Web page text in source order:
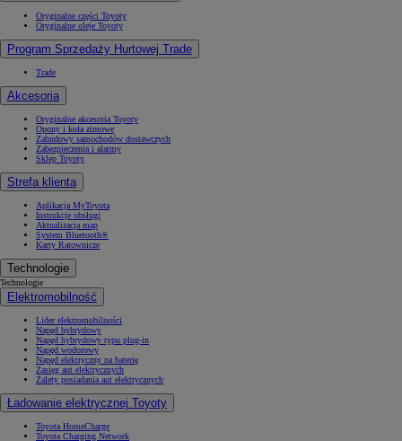
Oryginalne części Toyoty
Oryginalne oleje Toyoty
Program Sprzedaży Hurtowej Trade
Trade
Akcesoria
Oryginalne akcesoria Toyoty
Opony i koła zimowe
Zabudowy samochodów dostawczych
Zabezpieczenia i alarmy
Sklep Toyoty
Strefa klienta
Aplikacja MyToyota
Instrukcje obsługi
Aktualizacja map
System Bluetooth®
Karty Ratownicze
Technologie
Technologie
Elektromobilność
Lider elektromobilności
Napęd hybrydowy
Napęd hybrydowy typu plug-in
Napęd wodorowy
Napęd elektryczny na baterię
Zasięg aut elektrycznych
Zalety posiadania aut elektrycznych
Ładowanie elektrycznej Toyoty
Toyota HomeCharge
Toyota Charging Network